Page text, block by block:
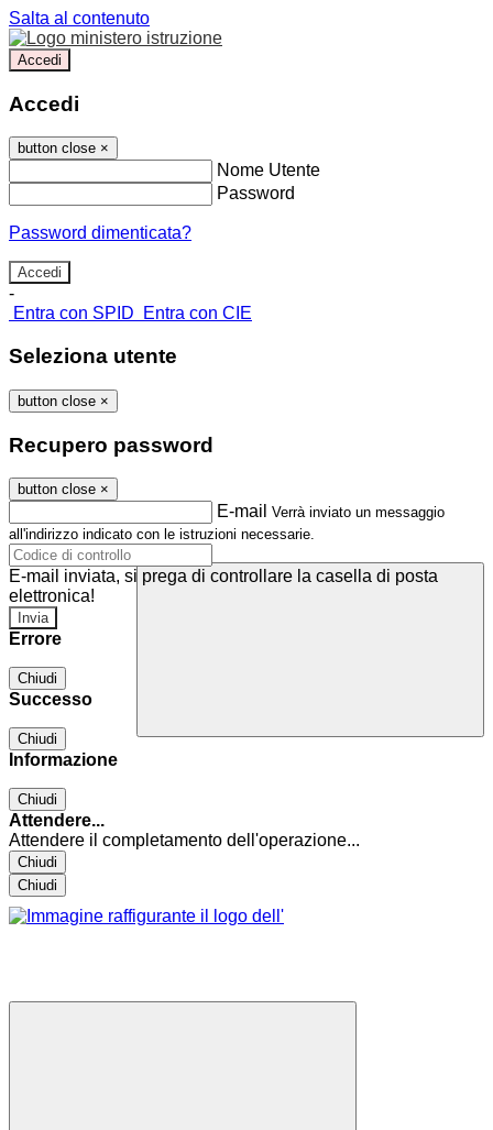
Salta al contenuto
Accedi
Accedi
button close ×
Nome Utente
Password
Password dimenticata?
-
Entra con SPID
Entra con CIE
Seleziona utente
button close ×
Recupero password
button close ×
E-mail Verrà inviato un messaggio
all'indirizzo indicato con le istruzioni necessarie.
E-mail inviata, si prega di controllare la casella di posta
elettronica!
Errore
Chiudi
Successo
Chiudi
Informazione
Chiudi
Attendere...
Attendere il completamento dell'operazione...
Chiudi
Chiudi